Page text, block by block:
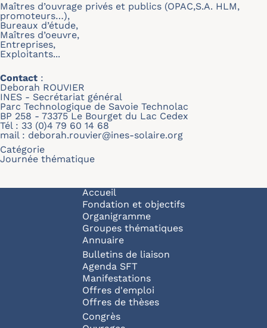
Maîtres d’ouvrage privés et publics (OPAC,S.A. HLM,
promoteurs…),
Bureaux d’étude,
Maîtres d’oeuvre,
Entreprises,
Exploitants...
Contact :
Deborah ROUVIER
INES - Secrétariat général
Parc Technologique de Savoie Technolac
BP 258 - 73375 Le Bourget du Lac Cedex
Tél : 33 (0)4 79 60 14 68
mail : deborah.rouvier@ines-solaire.org
Catégorie
Journée thématique
Navigation principale
Accueil
Fondation et objectifs
Organigramme
Groupes thématiques
Annuaire
Bulletins de liaison
Agenda SFT
Manifestations
Offres d'emploi
Offres de thèses
Congrès